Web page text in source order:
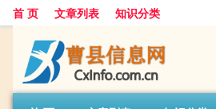
首 页 文章列表 知识分类